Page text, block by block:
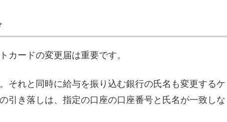
カードの変更届は重要です。
それと同時に給与を振り込む銀行の氏名も変更するケ
引き落しは、指定の口座の口座番号と氏名が一致しな